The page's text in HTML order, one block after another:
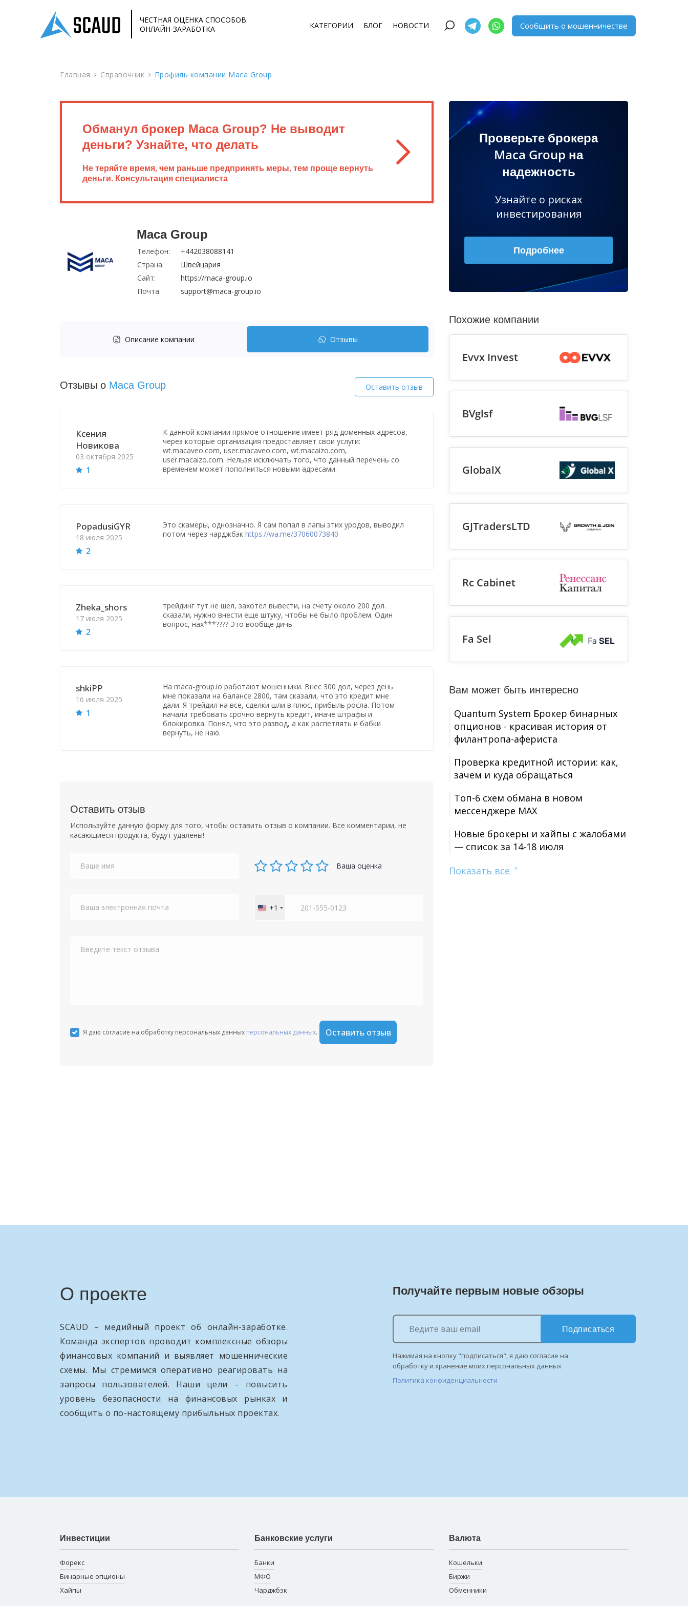
ЧЕСТНАЯ ОЦЕНКА СПОСОБОВ
ОНЛАЙН-ЗАРАБОТКА
КАТЕГОРИИ БЛОГ НОВОСТИ Сообщить о мошенничестве
Главная Справочник Профиль компании Maca Group
Обманул брокер Maca Group? Не выводит
деньги? Узнайте, что делать
Не теряйте время, чем раньше предпринять меры, тем проще вернуть
деньги. Консультация специалиста
Maca Group
Телефон:
+442038088141
Страна:
Швейцария
Сайт:
https://maca-group.io
Почта:
support@maca-group.io
Описание компании Отзывы
Отзывы о Maca Group Оставить отзыв
Ксения
Новикова
03 октября 2025
1
К данной компании прямое отношение имеет ряд доменных адресов,
через которые организация предоставляет свои услуги:
wt.macaveo.com, user.macaveo.com, wt.macaizo.com,
user.macaizo.com. Нельзя исключать того, что данный перечень со
временем может пополниться новыми адресами.
PopadusiGYR
18 июля 2025
2
Это скамеры, однозначно. Я сам попал в лапы этих уродов, выводил
потом через чарджбэк https://wa.me/37060073840
Zheka_shors
17 июля 2025
2
трейдинг тут не шел, захотел вывести, на счету около 200 дол.
сказали, нужно внести еще штуку, чтобы не было проблем. Один
вопрос, нах***???? Это вообще дичь
shkiРР
16 июля 2025
1
На maca-group.io работают мошенники. Внес 300 дол, через день
мне показали на балансе 2800, там сказали, что это кредит мне
дали. Я трейдил на все, сделки шли в плюс, прибыль росла. Потом
начали требовать срочно вернуть кредит, иначе штрафы и
блокировка. Понял, что это развод, а как распетлять и бабки
вернуть, не наю.
Оставить отзыв
Используйте данную форму для того, чтобы оставить отзыв о компании. Все комментарии, не
касающиеся продукта, будут удалены!
Ваша оценка
United
+1
Я даю согласие на обработку персональных данных персональных данных. Оставить отзыв
Проверьте брокера
Maca Group на
надежность
Узнайте о рисках
инвестирования
Подробнее
Похожие компании
Evvx Invest
BVglsf
GlobalX
GJTradersLTD
Rc Cabinet
Fa Sel
Вам может быть интересно
Quantum System Брокер бинарных
опционов - красивая история от
филантропа-афериста
Проверка кредитной истории: как,
зачем и куда обращаться
Топ-6 схем обмана в новом
мессенджере MAX
Новые брокеры и хайпы с жалобами
— список за 14-18 июля
Показать все
О проекте
SCAUD – медийный проект об онлайн-заработке.
Команда экспертов проводит комплексные обзоры
финансовых компаний и выявляет мошеннические
схемы. Мы стремимся оперативно реагировать на
запросы пользователей. Наши цели – повысить
уровень безопасности на финансовых рынках и
сообщить о по-настоящему прибыльных проектах.
Получайте первым новые обзоры
Подписаться
Нажимая на кнопку "подписаться", я даю согласие на
обработку и хранение моих персональных данных
Политика конфиденциальности
Инвестиции
Форекс
Бинарные опционы
Хайпы
Банковские услуги
Банки
МФО
Чарджбэк
Валюта
Кошельки
Биржи
Обменники